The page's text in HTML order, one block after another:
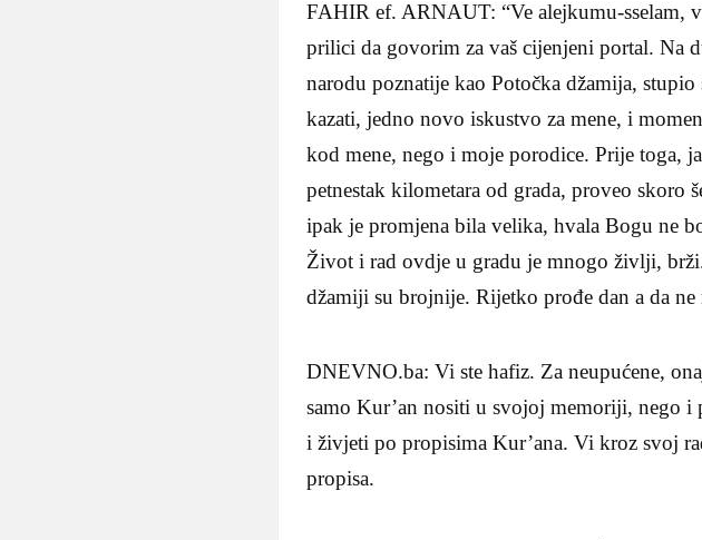
FAHIR ef. ARNAUT: “Ve alejkumu-sselam,
prilici da govorim za vaš cijenjeni portal. Na
narodu poznatije kao Potočka džamija,
kazati, jedno novo iskustvo za mene, i
kod mene, nego i moje porodice. Prije toga,
petnestak kilometara od grada, proveo skoro
ipak je promjena bila velika, hvala Bogu ne
Život i rad ovdje u gradu je mnogo življi,
džamiji su brojnije. Rijetko prođe dan a da
DNEVNO.ba: Vi ste hafiz. Za neupućene,
samo Kur’an nositi u svojoj memoriji, nego i
i živjeti po propisima Kur’ana. Vi kroz svoj
propisa.